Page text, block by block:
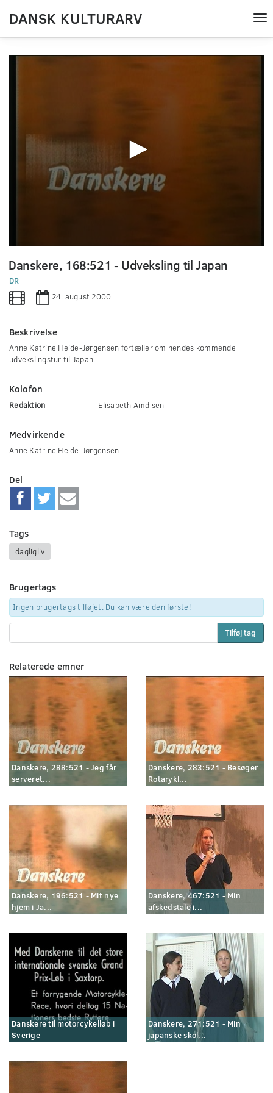
DANSK KULTURARV
seconds
of
0
seconds
Danskere, 168:521 - Udveksling til Japan
DR
24. august 2000
Beskrivelse
Anne Katrine Heide-Jørgensen fortæller om hendes kommende
udvekslingstur til Japan.
Kolofon
Redaktion Elisabeth Amdisen
Medvirkende
Anne Katrine Heide-Jørgensen
Del
Tags
dagligliv
Brugertags
Ingen brugertags tilføjet. Du kan være den første!
Tilføj tag
Relaterede emner
Danskere, 288:521 - Jeg får
serveret...
Danskere, 283:521 - Besøger
Rotarykl...
Danskere, 196:521 - Mit nye
hjem i Ja...
Danskere, 467:521 - Min
afskedstale i...
Danskere til motorcykelløb i
Sverige
Danskere, 271:521 - Min
japanske skol...